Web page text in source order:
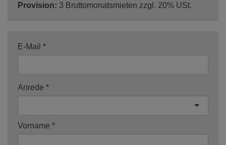
Provision: 3 Bruttomonatsmieten zzgl. 20% USt.
E-Mail
Anrede
Vorname